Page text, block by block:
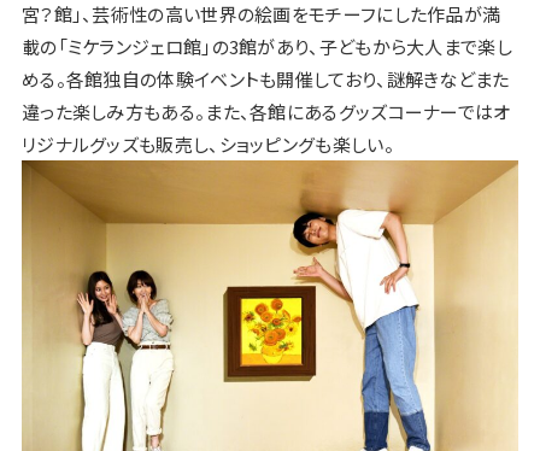
宮？館」、芸術性の高い世界の絵画をモチーフにした作品が満
載の「ミケランジェロ館」の3館があり、子どもから大人まで楽し
める。各館独自の体験イベントも開催しており、謎解きなどまた
違った楽しみ方もある。また、各館にあるグッズコーナーではオ
リジナルグッズも販売し、ショッピングも楽しい。